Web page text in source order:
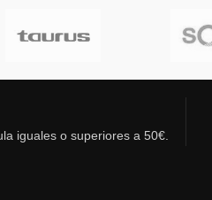
iguales o superiores a 50€.